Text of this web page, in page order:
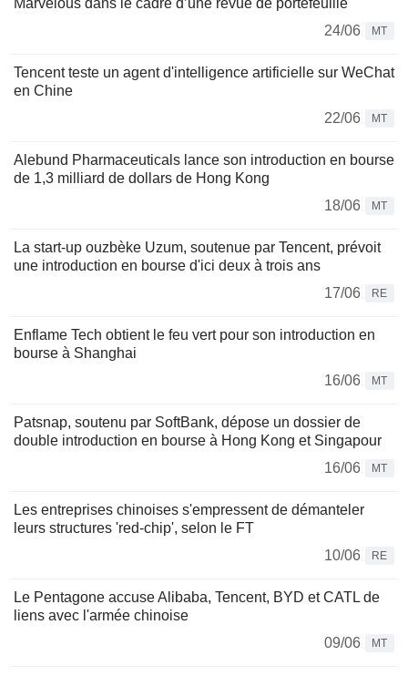
Marvelous dans le cadre d’une revue de portefeuille
24/06
MT
Tencent teste un agent d'intelligence artificielle sur WeChat
en Chine
22/06
MT
Alebund Pharmaceuticals lance son introduction en bourse
de 1,3 milliard de dollars de Hong Kong
18/06
MT
La start-up ouzbèke Uzum, soutenue par Tencent, prévoit
une introduction en bourse d'ici deux à trois ans
17/06
RE
Enflame Tech obtient le feu vert pour son introduction en
bourse à Shanghai
16/06
MT
Patsnap, soutenu par SoftBank, dépose un dossier de
double introduction en bourse à Hong Kong et Singapour
16/06
MT
Les entreprises chinoises s'empressent de démanteler
leurs structures 'red-chip', selon le FT
10/06
RE
Le Pentagone accuse Alibaba, Tencent, BYD et CATL de
liens avec l'armée chinoise
09/06
MT